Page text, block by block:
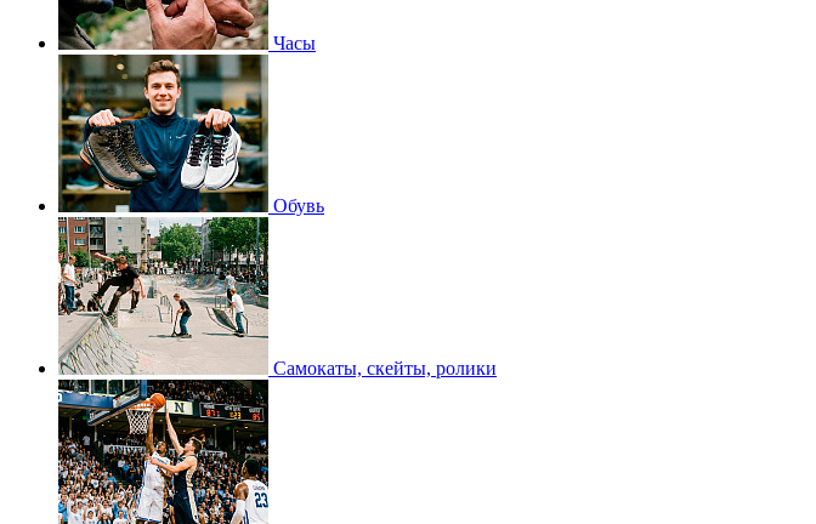
Часы
Обувь
Самокаты, скейты, ролики